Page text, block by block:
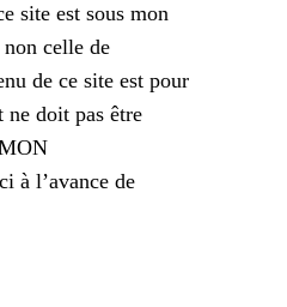
site est sous mon
celle de
de ce site est pour
ne doit pas être
à l’avance de